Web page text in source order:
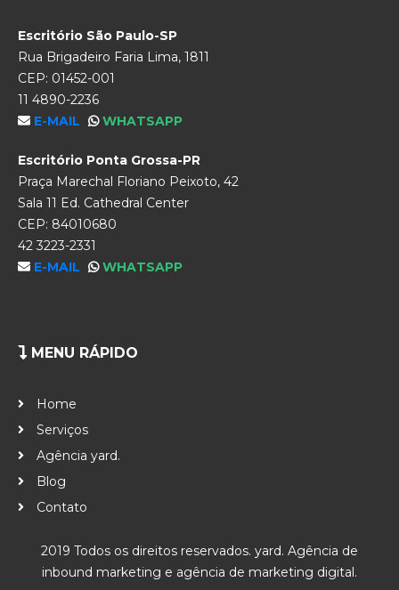
Escritório São Paulo-SP
Rua Brigadeiro Faria Lima, 1811
CEP: 01452-001
11 4890-2236
E-MAIL
WHATSAPP
Escritório Ponta Grossa-PR
Praça Marechal Floriano Peixoto, 42
Sala 11 Ed. Cathedral Center
CEP: 84010680
42 3223-2331
E-MAIL
WHATSAPP
MENU RÁPIDO
Home
Serviços
Agência yard.
Blog
Contato
2019 Todos os direitos reservados. yard. Agência de
inbound marketing e agência de marketing digital.